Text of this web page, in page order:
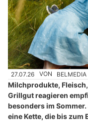
27.07.26 VON
Milchprodukte,
Grillgut reagieren
besonders im
eine Kette, die bis zum